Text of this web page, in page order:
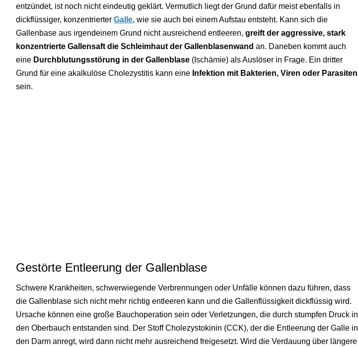
entzündet, ist noch nicht eindeutig geklärt. Vermutlich liegt der Grund dafür meist ebenfalls in
dickflüssiger, konzentrierter Galle, wie sie auch bei einem Aufstau entsteht. Kann sich die
Gallenbase aus irgendeinem Grund nicht ausreichend entleeren, greift der aggressive, stark
konzentrierte Gallensaft die Schleimhaut der Gallenblasenwand an. Daneben kommt auch
eine Durchblutungsstörung in der Gallenblase (Ischämie) als Auslöser in Frage. Ein dritter
Grund für eine akalkulöse Cholezystitis kann eine Infektion mit Bakterien, Viren oder Parasiten
sein.
Gestörte Entleerung der Gallenblase
Schwere Krankheiten, schwerwiegende Verbrennungen oder Unfälle können dazu führen, dass
die Gallenblase sich nicht mehr richtig entleeren kann und die Gallenflüssigkeit dickflüssig wird.
Ursache können eine große Bauchoperation sein oder Verletzungen, die durch stumpfen Druck in
den Oberbauch entstanden sind. Der Stoff Cholezystokinin (CCK), der die Entleerung der Galle in
den Darm anregt, wird dann nicht mehr ausreichend freigesetzt. Wird die Verdauung über längere